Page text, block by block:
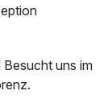
uns im